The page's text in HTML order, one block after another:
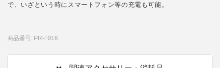
で、いざという時にスマートフォン等の充電も可能。
商品番号: PR-F016